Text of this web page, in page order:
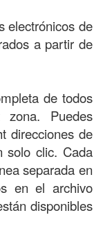
electrónicos de
a partir de
de todos
Puedes
direcciones de
solo clic. Cada
separada en
en el archivo
disponibles